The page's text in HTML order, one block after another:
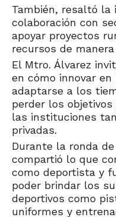
También, resaltó la
colaboración con
apoyar proyectos
recursos de
El Mtro. Álvarez
en cómo innovar
adaptarse a los
perder los
las instituciones
privadas.
Durante la ronda
compartió lo que
como deportista y
poder brindar los
deportivos como
uniformes y